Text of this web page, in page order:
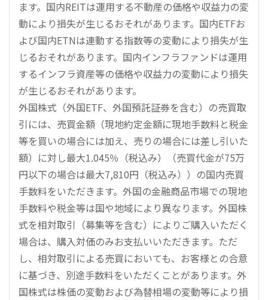
ます。国内REITは運用する不動産の価格や収益力の変
動により損失が生じるおそれがあります。国内ETFお
よび国内ETNは連動する指数等の変動により損失が生
じるおそれがあります。国内インフラファンドは運用
するインフラ資産等の価格や収益力の変動により損失
が生じるおそれがあります。
外国株式（外国ETF、外国預託証券を含む）の売買取
引には、売買金額（現地約定金額に現地手数料と税金
等を買いの場合には加え、売りの場合には差し引いた
額）に対し最大1.045％（税込み）（売買代金が75万
円以下の場合は最大7,810円（税込み））の国内売買
手数料をいただきます。外国の金融商品市場での現地
手数料や税金等は国や地域により異なります。外国株
式を相対取引（募集等を含む）によりご購入いただく
場合は、購入対価のみお支払いいただきます。ただ
し、相対取引による売買においても、お客様との合意
に基づき、別途手数料をいただくことがあります。外
国株式は株価の変動および為替相場の変動等により損